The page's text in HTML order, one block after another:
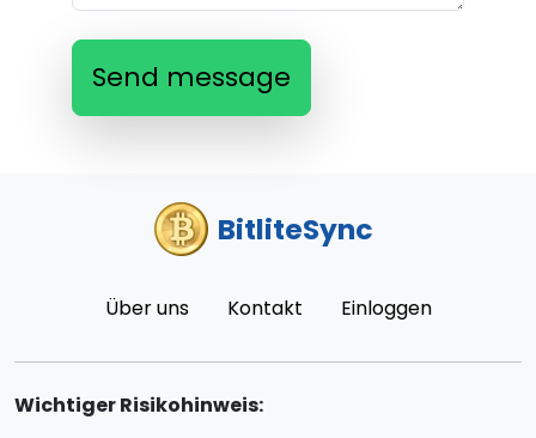
Send message
BitliteSync
Über uns Kontakt Einloggen
Wichtiger Risikohinweis: